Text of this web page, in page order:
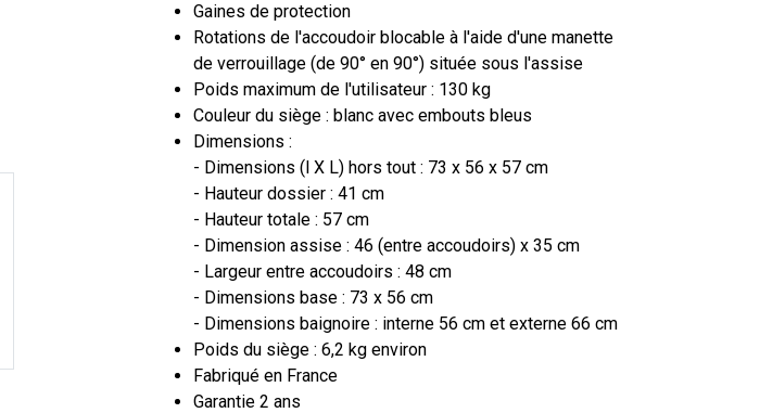
Gaines de protection
Rotations de l'accoudoir blocable à l'aide d'une manette
de verrouillage (de 90° en 90°) située sous l'assise
Poids maximum de l'utilisateur : 130 kg
Couleur du siège : blanc avec embouts bleus
Dimensions :
- Dimensions (l X L) hors tout : 73 x 56 x 57 cm
- Hauteur dossier : 41 cm
- Hauteur totale : 57 cm
- Dimension assise : 46 (entre accoudoirs) x 35 cm
- Largeur entre accoudoirs : 48 cm
- Dimensions base : 73 x 56 cm
- Dimensions baignoire : interne 56 cm et externe 66 cm
Poids du siège : 6,2 kg environ
Fabriqué en France
Garantie 2 ans